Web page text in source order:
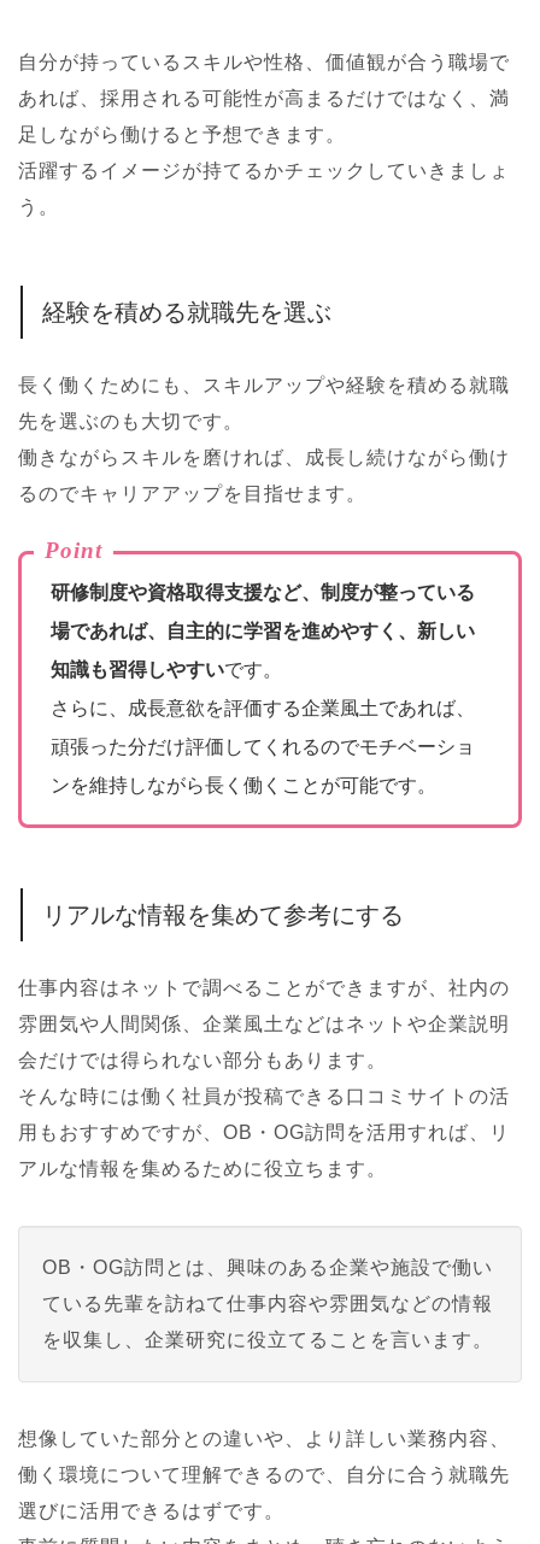
自分が持っているスキルや性格、価値観が合う職場で
あれば、採用される可能性が高まるだけではなく、満
足しながら働けると予想できます。
活躍するイメージが持てるかチェックしていきましょ
う。
経験を積める就職先を選ぶ
長く働くためにも、スキルアップや経験を積める就職
先を選ぶのも大切です。
働きながらスキルを磨ければ、成長し続けながら働け
るのでキャリアアップを目指せます。
Point
研修制度や資格取得支援など、制度が整っている
場であれば、自主的に学習を進めやすく、新しい
知識も習得しやすいです。
さらに、成長意欲を評価する企業風土であれば、
頑張った分だけ評価してくれるのでモチベーショ
ンを維持しながら長く働くことが可能です。
リアルな情報を集めて参考にする
仕事内容はネットで調べることができますが、社内の
雰囲気や人間関係、企業風土などはネットや企業説明
会だけでは得られない部分もあります。
そんな時には働く社員が投稿できる口コミサイトの活
用もおすすめですが、OB・OG訪問を活用すれば、リ
アルな情報を集めるために役立ちます。
OB・OG訪問とは、興味のある企業や施設で働い
ている先輩を訪ねて仕事内容や雰囲気などの情報
を収集し、企業研究に役立てることを言います。
想像していた部分との違いや、より詳しい業務内容、
働く環境について理解できるので、自分に合う就職先
選びに活用できるはずです。